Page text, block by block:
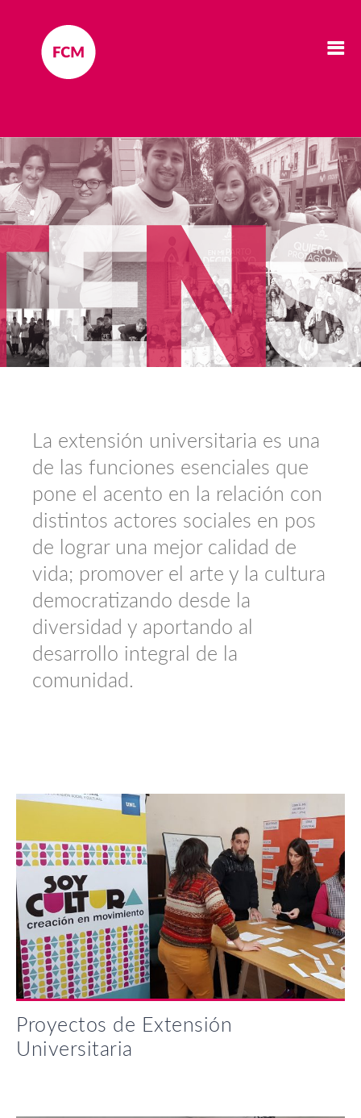
La extensión universitaria es una
de las funciones esenciales que
pone el acento en la relación con
distintos actores sociales en pos
de lograr una mejor calidad de
vida; promover el arte y la cultura
democratizando desde la
diversidad y aportando al
desarrollo integral de la
comunidad.
Proyectos de Extensión
Universitaria